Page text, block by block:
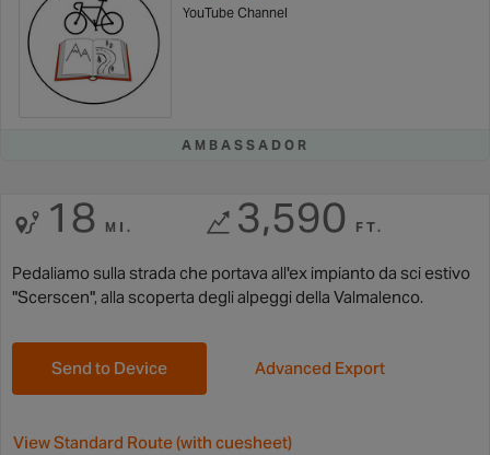
YouTube Channel
AMBASSADOR
18 MI. 3,590 FT.
Pedaliamo sulla strada che portava all'ex impianto da sci estivo
"Scerscen", alla scoperta degli alpeggi della Valmalenco.
Send to Device Advanced Export
View Standard Route (with cuesheet)